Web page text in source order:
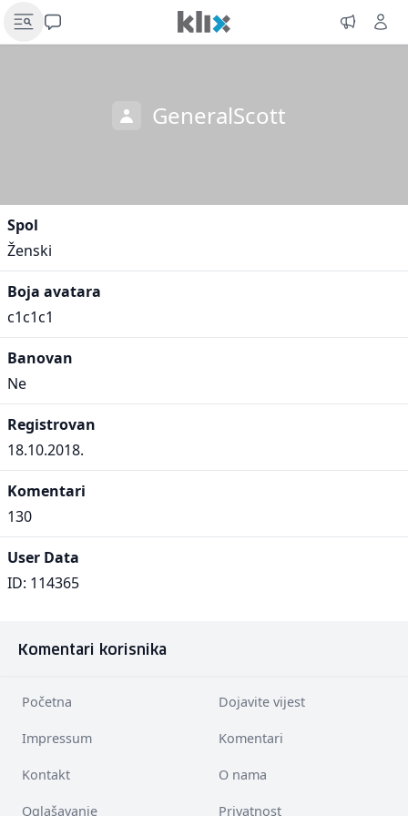
GeneralScott
Spol
Ženski
Boja avatara
c1c1c1
Banovan
Ne
Registrovan
18.10.2018.
Komentari
130
User Data
ID: 114365
Komentari korisnika
Početna Dojavite vijest
Impressum Komentari
Kontakt O nama
Oglašavanje Privatnost